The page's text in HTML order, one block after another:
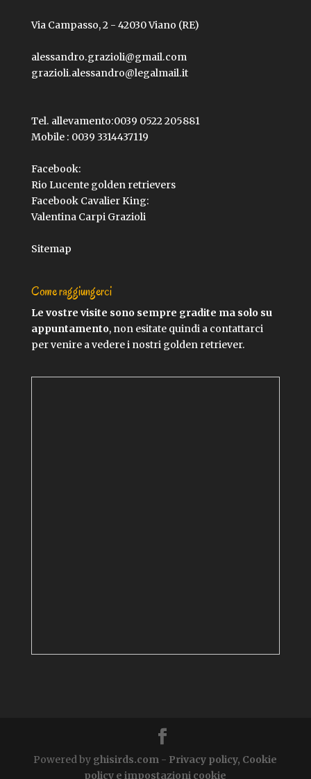
Via Campasso, 2 - 42030 Viano (RE)
alessandro.grazioli@gmail.com
grazioli.alessandro@legalmail.it
Tel. allevamento:0039 0522 205881
Mobile : 0039 3314437119
Facebook:
Rio Lucente golden retrievers
Facebook Cavalier King:
Valentina Carpi Grazioli
Sitemap
Come raggiungerci
Le vostre visite sono sempre gradite ma solo su
appuntamento, non esitate quindi a contattarci
per venire a vedere i nostri golden retriever.
Powered by ghisirds.com - Privacy policy, Cookie
policy e impostazioni cookie